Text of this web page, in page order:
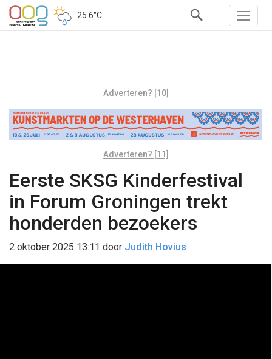
25.6°C
Adverteren? [10]
Adverteren? [11]
Eerste SKSG Kinderfestival
in Forum Groningen trekt
honderden bezoekers
2 oktober 2025 13:11 door Judith Hovius